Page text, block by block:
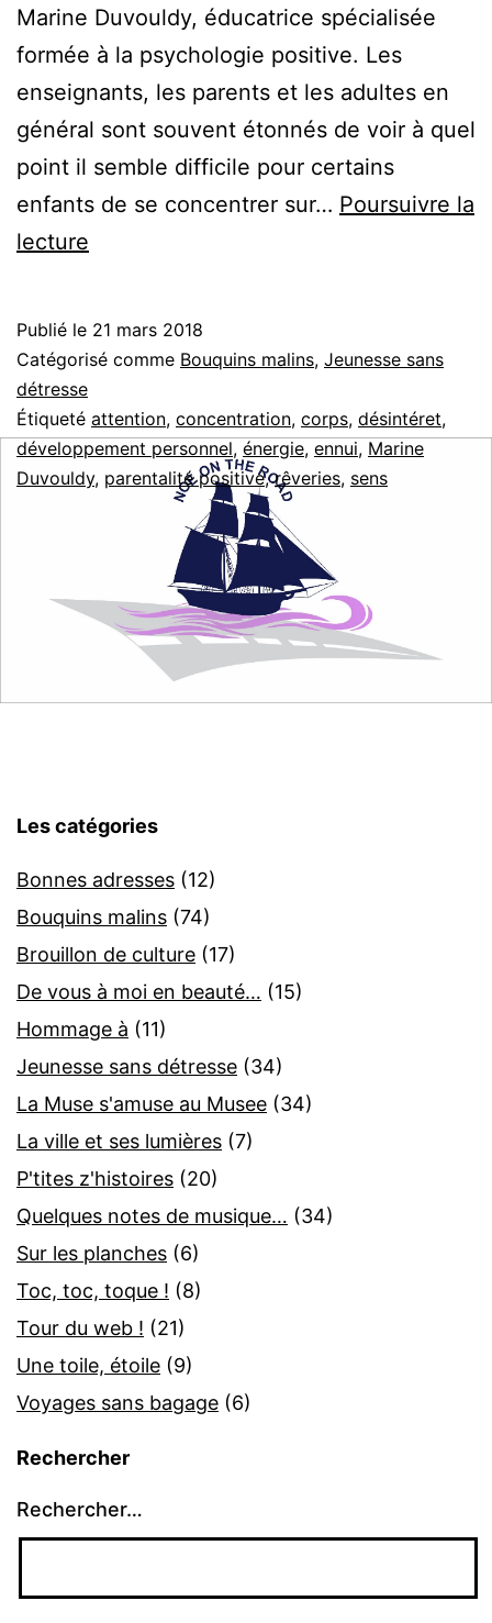
Marine Duvouldy, éducatrice spécialisée
formée à la psychologie positive. Les
enseignants, les parents et les adultes en
général sont souvent étonnés de voir à quel
point il semble difficile pour certains
enfants de se concentrer sur… Poursuivre la
lecture
pour
se
concentrer
Publié le 21 mars 2018
Catégorisé comme Bouquins malins, Jeunesse sans
détresse
Étiqueté attention, concentration, corps, désintéret,
développement personnel, énergie, ennui, Marine
Duvouldy, parentalité positive,rêveries, sens
Les catégories
Bonnes adresses (12)
Bouquins malins (74)
Brouillon de culture (17)
De vous à moi en beauté… (15)
Hommage à (11)
Jeunesse sans détresse (34)
La Muse s'amuse au Musee (34)
La ville et ses lumières (7)
P'tites z'histoires (20)
Quelques notes de musique… (34)
Sur les planches (6)
Toc, toc, toque ! (8)
Tour du web ! (21)
Une toile, étoile (9)
Voyages sans bagage (6)
Rechercher
Rechercher…